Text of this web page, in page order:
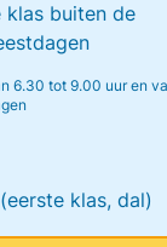
klas buiten de
6.30 tot 9.00 uur en
(eerste klas, dal)